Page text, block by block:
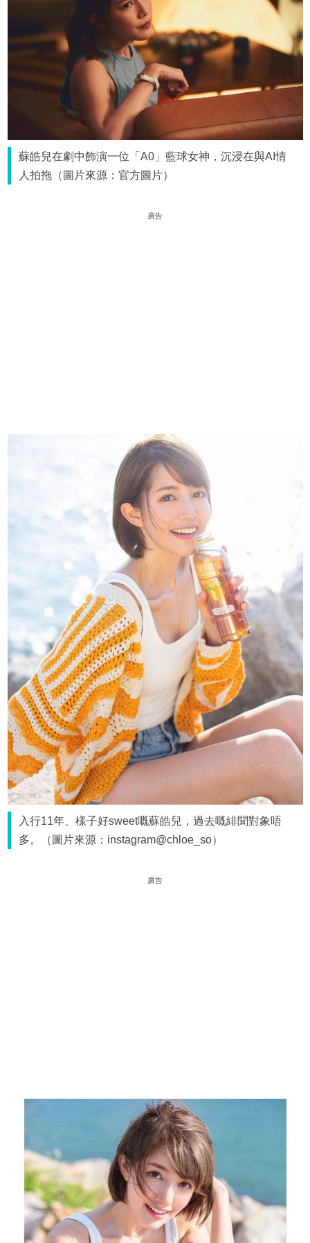
蘇皓兒在劇中飾演一位「A0」藍球女神，沉浸在與AI情
人拍拖（圖片來源：官方圖片）
廣告
入行11年、樣子好sweet嘅蘇皓兒，過去嘅緋聞對象唔
多。（圖片來源：instagram@chloe_so）
廣告